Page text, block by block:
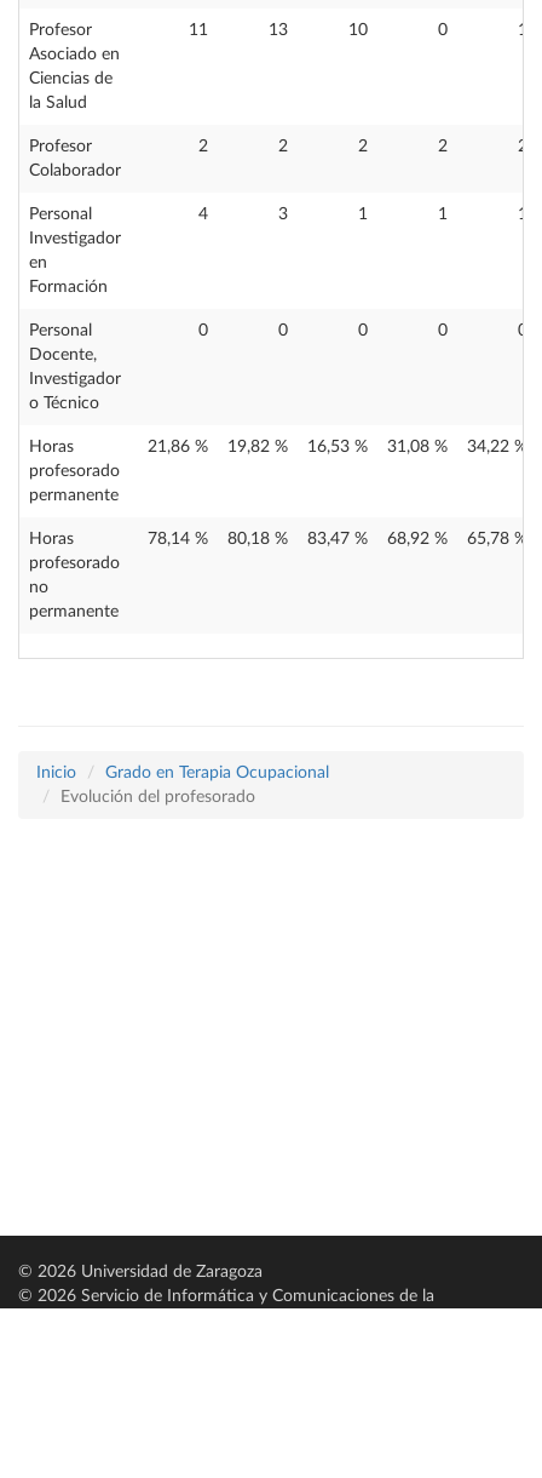
Profesor
Asociado en
Ciencias de
la Salud
11 13 10 0 1
Profesor
Colaborador
2 2 2 2 2
Personal
Investigador
en
Formación
4 3 1 1 1
Personal
Docente,
Investigador
o Técnico
0 0 0 0 0
Horas
profesorado
permanente
21,86 % 19,82 % 16,53 % 31,08 % 34,22 %
Horas
profesorado
no
permanente
78,14 % 80,18 % 83,47 % 68,92 % 65,78 %
Inicio
Grado en Terapia Ocupacional
Evolución del profesorado
© 2026 Universidad de Zaragoza
© 2026 Servicio de Informática y Comunicaciones de la